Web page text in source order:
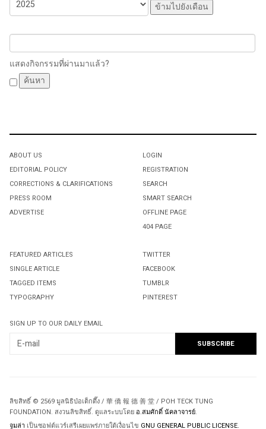
ข้ามไปยังเดือน
แสดงกิจกรรมที่ผ่านมาแล้ว?
ABOUT US
EDITORIAL POLICY
CORRECTIONS & CLARIFICATIONS
PRESS ROOM
ADVERTISE
LOGIN
REGISTRATION
SEARCH
SMART SEARCH
OFFLINE PAGE
404 PAGE
FEATURED ARTICLES
SINGLE ARTICLE
TAGGED ITEMS
TYPOGRAPHY
TWITTER
FACEBOOK
TUMBLR
PINTEREST
SIGN UP TO OUR DAILY EMAIL
ลิขสิทธิ์ © 2569 มูลนิธิป่อเต็กตึ๊ง / 華 僑 報 德 善 堂 / POH TECK TUNG
FOUNDATION. สงวนลิขสิทธิ์. ดูแลระบบโดย อ.สมศักดิ์ นัคลาจารย์.
จูมล่า เป็นซอฟต์แวร์เสรีเผยแพร่ภายใต้เงื่อนไข GNU GENERAL PUBLIC LICENSE.